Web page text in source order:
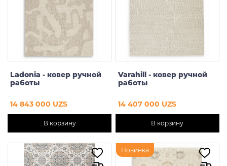
Настольный декор
Пледы
Часы
Фонари
Ковры
Лампы
Ladonia - ковер ручной
работы
14 843 000 UZS
В корзину
Varahill - ковер ручной
работы
14 407 000 UZS
В корзину
Новинка